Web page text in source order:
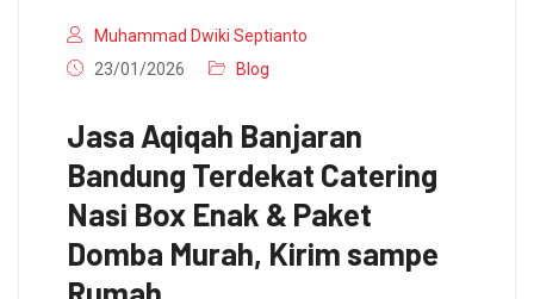
Muhammad Dwiki Septianto
23/01/2026
Blog
Jasa Aqiqah Banjaran
Bandung Terdekat Catering
Nasi Box Enak & Paket
Domba Murah, Kirim sampe